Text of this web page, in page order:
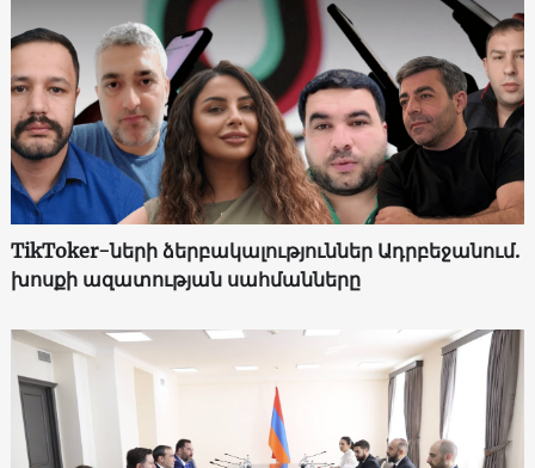
TikToker-ների ձերբակալություններ Ադրբեջանում.
խոսքի ազատության սահմանները